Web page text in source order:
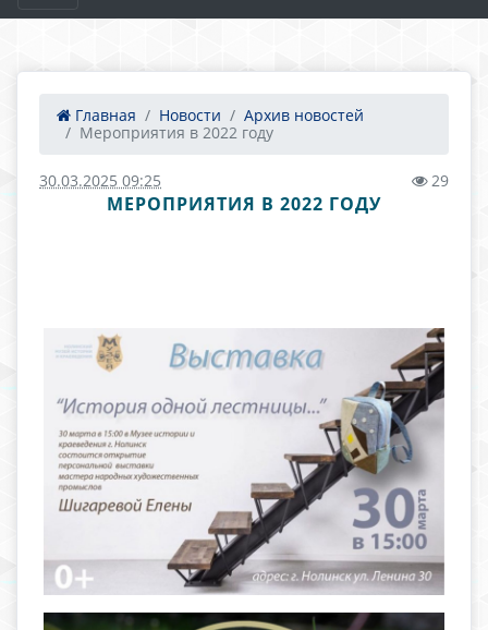
Главная Новости
Архив новостей
Мероприятия в 2022 году
30.03.2025 09:25 29
МЕРОПРИЯТИЯ В 2022 ГОДУ